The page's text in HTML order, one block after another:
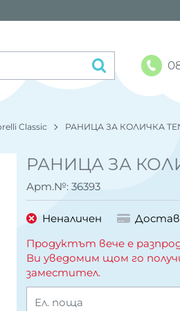
Classic РАНИЦА ЗА КОЛИЧКА
РАНИЦА ЗА
Арт.№: 36393
Неналичен
Продуктът вече е
Ви уведомим щом го
заместител.
Ел. поща